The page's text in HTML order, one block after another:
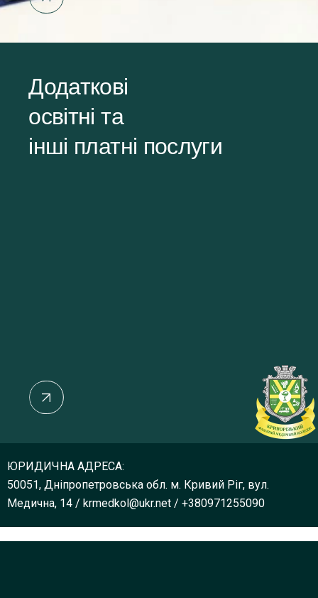
Додаткові
освітні та
інші платні послуги
ЮРИДИЧНА АДРЕСА:
50051, Дніпропетровська обл. м. Кривий Ріг, вул.
Медична, 14 / krmedkol@ukr.net / +380971255090